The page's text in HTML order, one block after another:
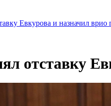
Евкурова и назначил
отставку